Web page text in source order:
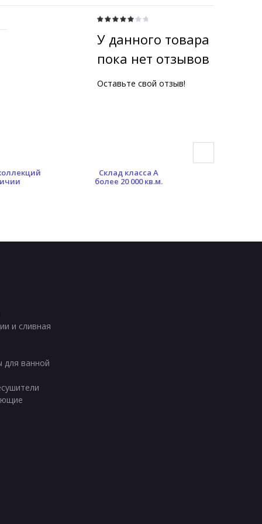
У данного товара
пока нет отзывов
Оставьте свой отзыв!
Склад класса А
более 20 000 кв.м.
и сливная
для ванной